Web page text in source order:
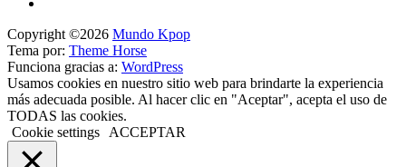
Copyright ©2026 Mundo Kpop
Tema por: Theme Horse
Funciona gracias a: WordPress
Usamos cookies en nuestro sitio web para brindarte la experiencia
más adecuada posible. Al hacer clic en "Aceptar", acepta el uso de
TODAS las cookies.
Cookie settings
ACCEPTAR